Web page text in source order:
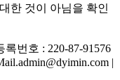
한 것이 아님을 확인
번호 : 220-87-91576
|